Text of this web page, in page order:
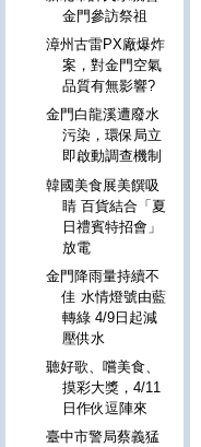
金門參訪祭祖
漳州古雷PX廠爆炸
案，對金門空氣
品質有無影響?
金門白龍溪遭廢水
污染，環保局立
即啟動調查機制
韓國美食展美饌吸
睛 百貨結合「夏
日禮賓特招會」
放電
金門降雨量持續不
佳 水情燈號由藍
轉綠 4/9日起減
壓供水
聽好歌、嚐美食、
摸彩大獎，4/11
日作伙逗陣來
臺中市警局蔡義猛